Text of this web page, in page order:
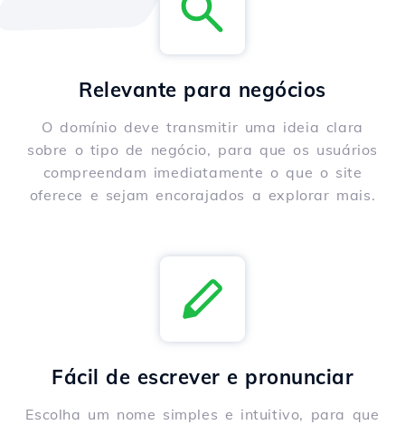
Relevante para negócios
O domínio deve transmitir uma ideia clara
sobre o tipo de negócio, para que os usuários
compreendam imediatamente o que o site
oferece e sejam encorajados a explorar mais.
Fácil de escrever e pronunciar
Escolha um nome simples e intuitivo, para que